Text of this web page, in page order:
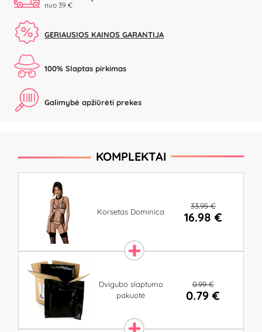
nuo 39 €
GERIAUSIOS KAINOS GARANTIJA
100% Slaptas pirkimas
Galimybė apžiūrėti prekes
KOMPLEKTAI
Korsetas Dominica
33.95 €
16.98 €
Dvigubo slaptumo
pakuotė
0.99 €
0.79 €